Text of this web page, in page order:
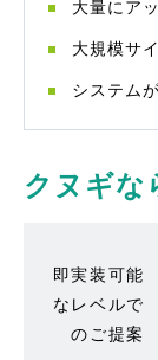
大量にア
大規模サ
システム
クヌギな
即実装可能
なレベルで
のご提案